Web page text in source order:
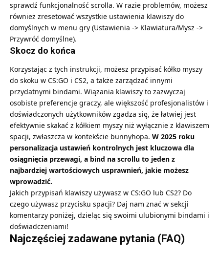
sprawdź funkcjonalność scrolla. W razie problemów, możesz
również zresetować wszystkie ustawienia klawiszy do
domyślnych w menu gry (Ustawienia -> Klawiatura/Mysz ->
Przywróć domyślne).
Skocz do końca
Korzystając z tych instrukcji, możesz przypisać kółko myszy
do skoku w CS:GO i CS2, a także zarządzać innymi
przydatnymi bindami. Wiązania klawiszy to zazwyczaj
osobiste preferencje graczy, ale większość profesjonalistów i
doświadczonych użytkowników zgadza się, że łatwiej jest
efektywnie skakać z kółkiem myszy niż wyłącznie z klawiszem
spacji, zwłaszcza w kontekście bunnyhopa. W 2025 roku
personalizacja ustawień kontrolnych jest kluczowa dla
osiągnięcia przewagi, a bind na scrollu to jeden z
najbardziej wartościowych usprawnień, jakie możesz
wprowadzić.
Jakich przypisań klawiszy używasz w CS:GO lub CS2? Do
czego używasz przycisku spacji? Daj nam znać w sekcji
komentarzy poniżej, dzieląc się swoimi ulubionymi bindami i
doświadczeniami!
Najczęściej zadawane pytania (FAQ)